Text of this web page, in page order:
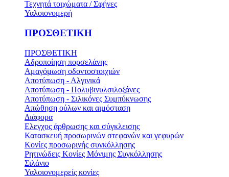
Τεχνητά τοιχώματα / Σφήνες
Υαλοιονομερή
ΠΡΟΣΘΕΤΙΚΗ
ΠΡΟΣΘΕΤΙΚΗ
Αδροποίηση πορσελάνης
Αμαγόμωση οδοντοστοιχιών
Αποτύπωση - Αλγινικά
Αποτύπωση - Πολυβινυλσιλοξάνες
Αποτύπωση - Σιλικόνες Συμπύκνωσης
Απώθηση ούλων και αιμόσταση
Διάφορα
Ελεγχος άρθρωσης και σύγκλεισης
Κατασκευή προσωρινών στεφανών και γεφυρών
Κονίες προσωρινής συγκόλλησης
Ρητινώδεις Κονίες Μόνιμης Συγκόλλησης
Σιλάνιο
Υαλοιονομερείς κονίες